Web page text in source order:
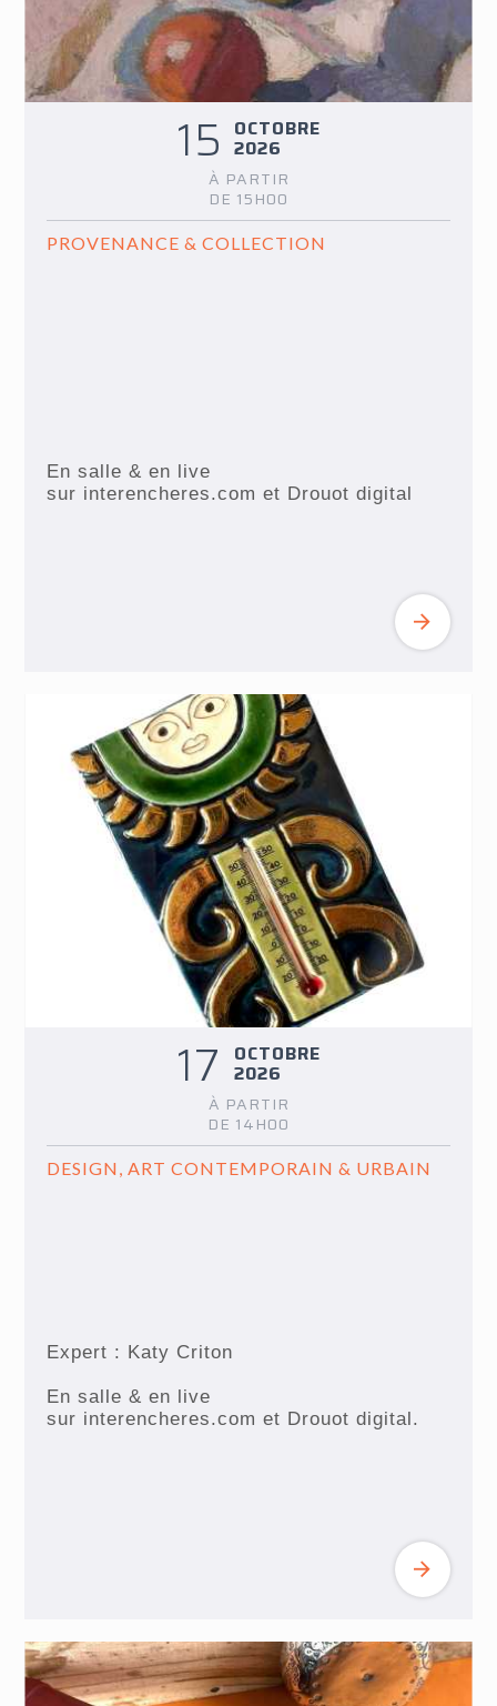
15 OCTOBRE
2026
À PARTIR
DE 15H00
PROVENANCE & COLLECTION
En salle & en live
sur interencheres.com et Drouot digital
17 OCTOBRE
2026
À PARTIR
DE 14H00
DESIGN, ART CONTEMPORAIN & URBAIN
Expert : Katy Criton
En salle & en live
sur interencheres.com et Drouot digital.